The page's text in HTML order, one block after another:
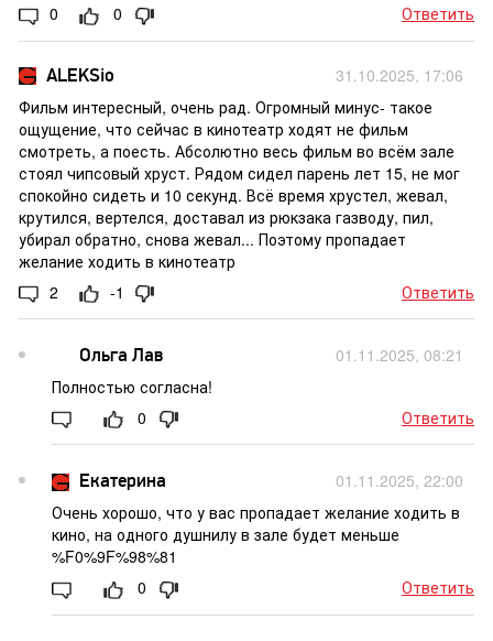
0
0 Ответить
ALEKSio
31.10.2025, 17:06
Фильм интересный, очень рад. Огромный минус- такое
ощущение, что сейчас в кинотеатр ходят не фильм
смотреть, а поесть. Абсолютно весь фильм во всём зале
стоял чипсовый хруст. Рядом сидел парень лет 15, не мог
спокойно сидеть и 10 секунд. Всё время хрустел, жевал,
крутился, вертелся, доставал из рюкзака газводу, пил,
убирал обратно, снова жевал... Поэтому пропадает
желание ходить в кинотеатр
2
-1 Ответить
Ольга Лав
01.11.2025, 08:21
Полностью согласна!
0
Ответить
Екатерина
01.11.2025, 22:00
Очень хорошо, что у вас пропадает желание ходить в
кино, на одного душнилу в зале будет меньше
%F0%9F%98%81
0
Ответить